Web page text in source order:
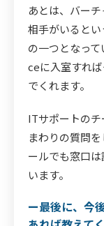
あとは、バー
相手がいると
の一つとなっ
ceに入室すれ
でくれます。
ITサポートの
まわりの質問
ールでも窓口
います。
ー最後に、今